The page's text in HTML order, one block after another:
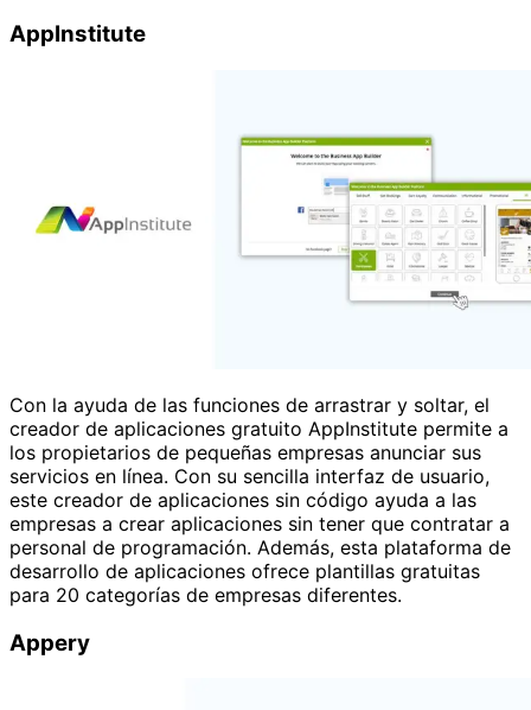
AppInstitute
Con la ayuda de las funciones de arrastrar y soltar, el
creador de aplicaciones gratuito AppInstitute permite a
los propietarios de pequeñas empresas anunciar sus
servicios en línea. Con su sencilla interfaz de usuario,
este creador de aplicaciones sin código ayuda a las
empresas a crear aplicaciones sin tener que contratar a
personal de programación. Además, esta plataforma de
desarrollo de aplicaciones ofrece plantillas gratuitas
para 20 categorías de empresas diferentes.
Appery